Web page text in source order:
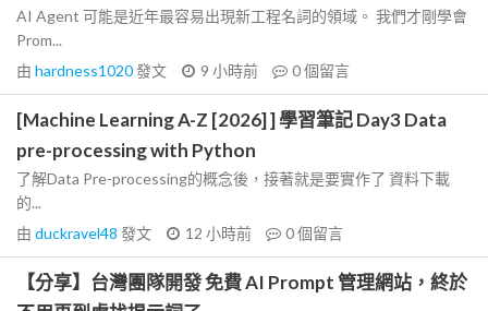
AI Agent 可能是近年最容易出現新工程名詞的領域。 我們才剛學會
Prom...
由 hardness1020發文 9 小時前 0個留言
[Machine Learning A-Z [2026] ] 學習筆記 Day3 Data
pre-processing with Python
了解Data Pre-processing的概念後，接著就是要實作了 資料下載
的...
由 duckravel48 發文 12 小時前 0個留言
【分享】台灣團隊開發 免費 AI Prompt 管理網站，終於